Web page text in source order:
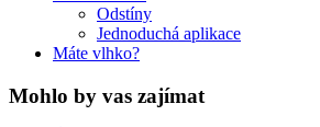
Odstíny
Jednoduchá aplikace
Máte vlhko?
Mohlo by vas zajímat